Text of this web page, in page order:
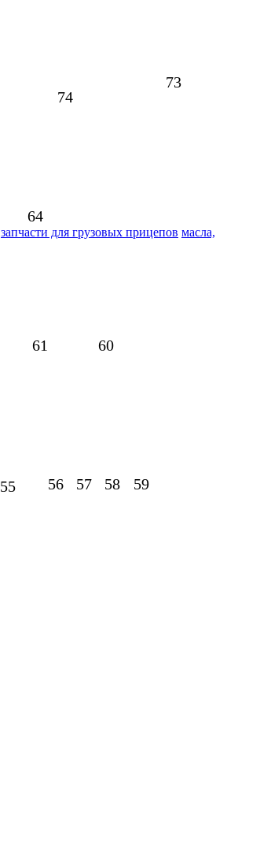
запчасти для грузовых прицепов масла,
56
55 57
74
73
64
61 60
59
58